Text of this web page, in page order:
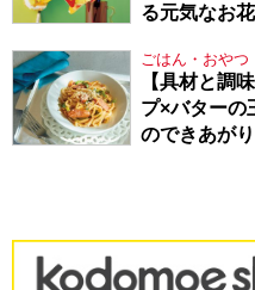
る元気なお
ごはん・おやつ
【具材と調
プ×バターの
のできあが